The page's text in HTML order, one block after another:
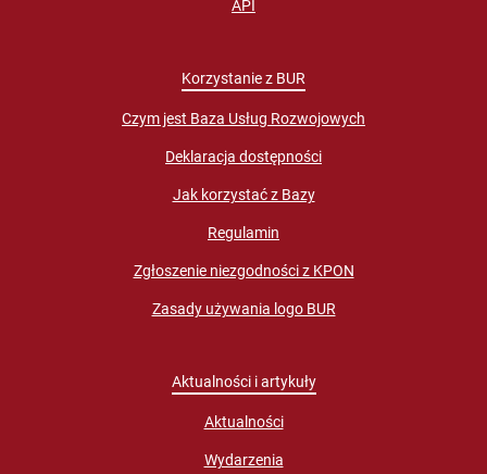
API
Korzystanie z BUR
Czym jest Baza Usług Rozwojowych
Deklaracja dostępności
Jak korzystać z Bazy
Regulamin
Zgłoszenie niezgodności z KPON
Zasady używania logo BUR
Aktualności i artykuły
Aktualności
Wydarzenia